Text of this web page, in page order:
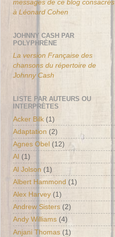
messages de ce blog consacrés
à Léonard Cohen
JOHNNY CASH PAR
POLYPHRÈNE
La version Française des
chansons du répertoire de
Johnny Cash
LISTE PAR AUTEURS OU
INTERPRÈTES
Acker Bilk (1)
Adaptation (2)
Agnes Obel (12)
AI (1)
Al Jolson (1)
Albert Hammond (1)
Alex Harvey (1)
Andrew Sisters (2)
Andy Williams (4)
Anjani Thomas (1)